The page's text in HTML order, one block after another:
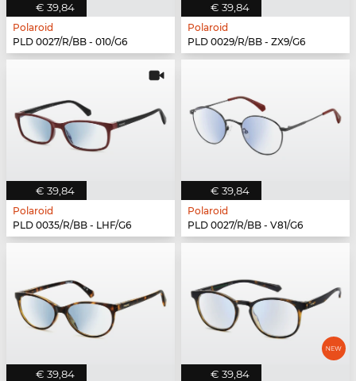
€ 39,84
Polaroid
PLD 0027/R/BB - 010/G6
€ 39,84
Polaroid
PLD 0029/R/BB - ZX9/G6
€ 39,84
Polaroid
PLD 0035/R/BB - LHF/G6
€ 39,84
Polaroid
PLD 0027/R/BB - V81/G6
€ 39,84 € 39,84